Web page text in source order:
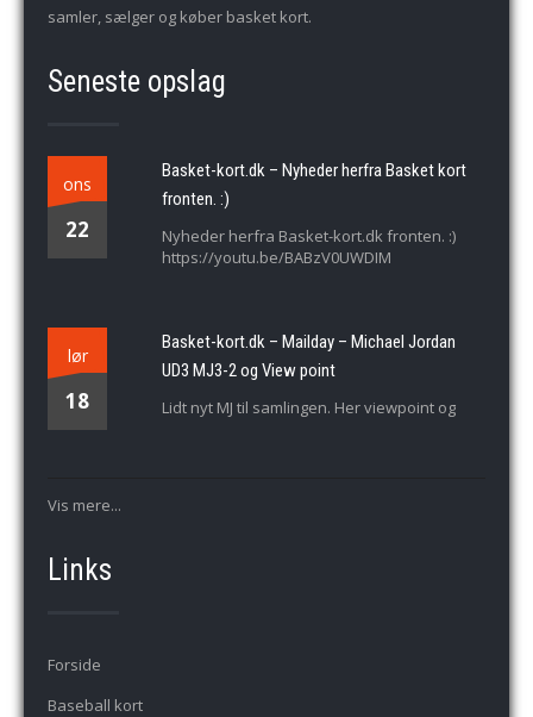
samler, sælger og køber basket kort.
Seneste opslag
ons
22
Basket-kort.dk – Nyheder herfra Basket kort
fronten. :)
Nyheder herfra Basket-kort.dk fronten. :)
https://youtu.be/BABzV0UWDIM
lør
18
Basket-kort.dk – Mailday – Michael Jordan
UD3 MJ3-2 og View point
Lidt nyt MJ til samlingen. Her viewpoint og
Vis mere...
Links
Forside
Baseball kort